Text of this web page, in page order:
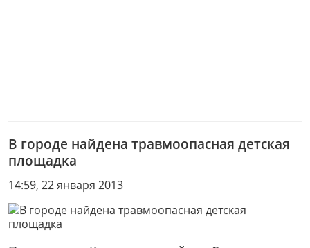
В городе найдена травмоопасная детская
площадка
14:59, 22 января 2013